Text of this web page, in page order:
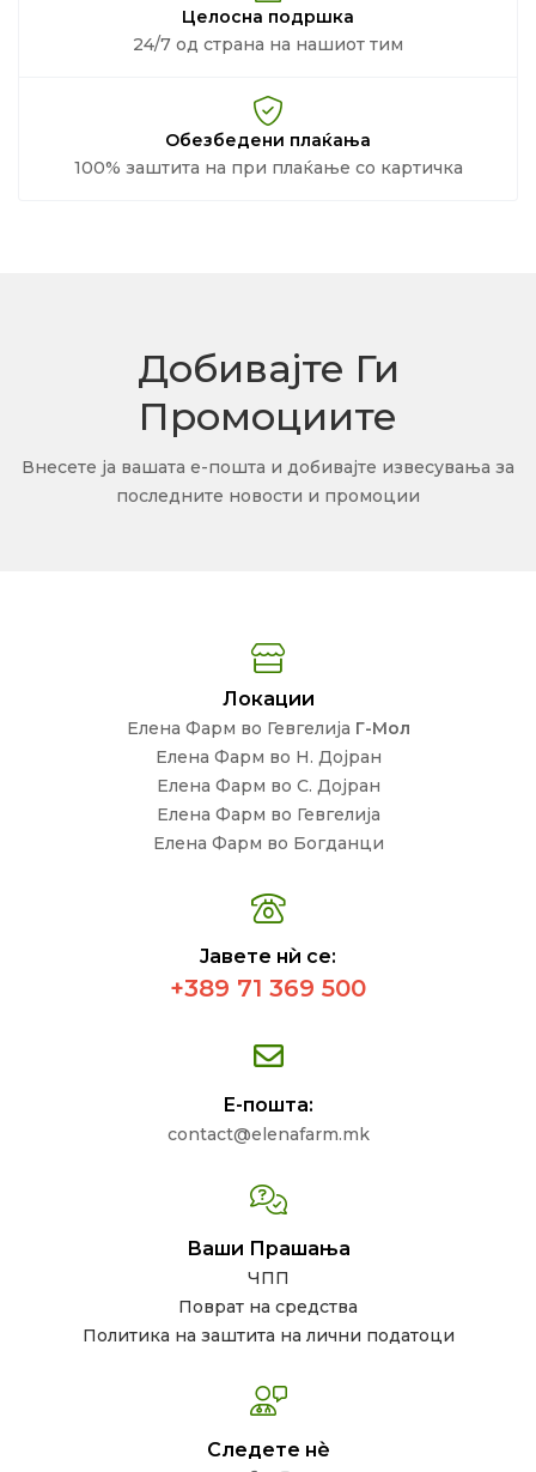
Целосна подршка
24/7 од страна на нашиот тим
Обезбедени плаќања
100% заштита на при плаќање со картичка
Добивајте Ги
Промоциите
Внесете ја вашата е-пошта и добивајте извесувања за
последните новости и промоции
Локации
Елена Фарм во Гевгелија Г-Мол
Елена Фарм во Н. Дојран
Елена Фарм во С. Дојран
Елена Фарм во Гевгелија
Елена Фарм во Богданци
Јавете нѝ се:
+389 71 369 500
Е-пошта:
contact@elenafarm.mk
Ваши Прашања
ЧПП
Поврат на средства
Политика на заштита на лични податоци
Следете нѐ